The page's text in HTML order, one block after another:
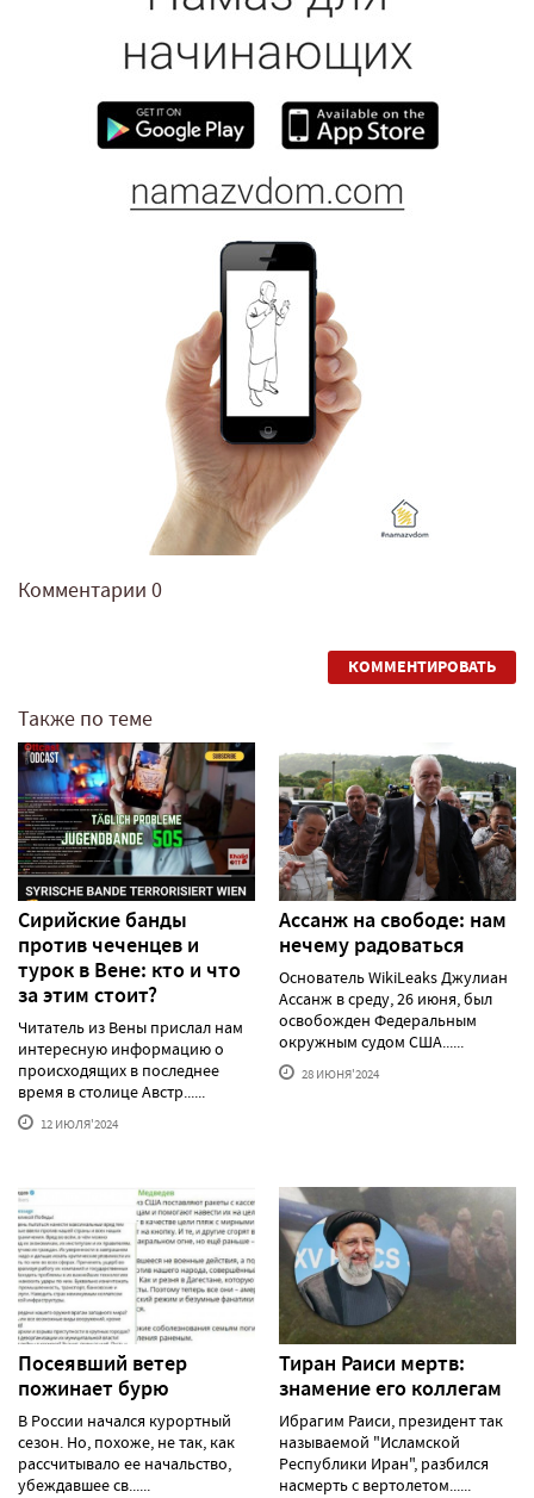
Комментарии 0
КОММЕНТИРОВАТЬ
Также по теме
Сирийские банды
против чеченцев и
турок в Вене: кто и что
за этим стоит?
Читатель из Вены прислал нам
интересную информацию о
происходящих в последнее
время в столице Австр......
12 ИЮЛЯ'2024
Ассанж на свободе: нам
нечему радоваться
Основатель WikiLeaks Джулиан
Ассанж в среду, 26 июня, был
освобожден Федеральным
окружным судом США......
28 ИЮНЯ'2024
Посеявший ветер
пожинает бурю
В России начался курортный
сезон. Но, похоже, не так, как
рассчитывало ее начальство,
убеждавшее св......
Тиран Раиси мертв:
знамение его коллегам
Ибрагим Раиси, президент так
называемой "Исламской
Республики Иран", разбился
насмерть с вертолетом......